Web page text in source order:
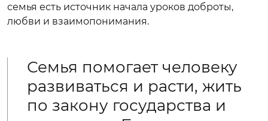
семья есть источник начала уроков доброты,
любви и взаимопонимания.
Семья помогает человеку
развиваться и расти, жить
по закону государства и